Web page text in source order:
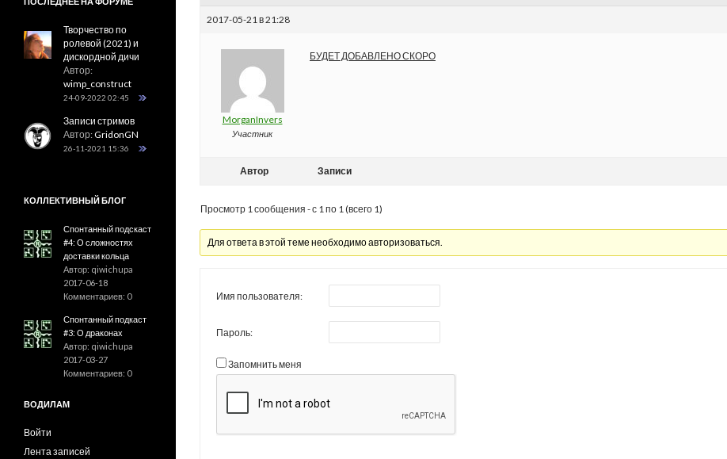
2017-05-21 в 21:28
MorganInvers
Участник
БУДЕТ ДОБАВЛЕНО СКОРО
Автор Записи
Просмотр 1 сообщения - с 1 по 1 (всего 1)
Для ответа в этой теме необходимо авторизоваться.
Имя пользователя:
Пароль:
Запомнить меня
Творчество по
ролевой (2021) и
дискордной дичи
Автор:
wimp_construct
24-09-2022 02:45
Записи стримов
Автор:GridonGN
26-11-2021 15:36
КОЛЛЕКТИВНЫЙ БЛОГ
Спонтанный подскаст
#4: О сложностях
доставки кольца
Автор: qiwichupa
2017-06-18
Комментариев: 0
Спонтанный подкаст
#3: О драконах
Автор: qiwichupa
2017-03-27
Комментариев: 0
ВОДИЛАМ
Войти
Лента записей